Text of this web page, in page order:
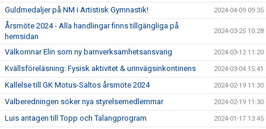
Guldmedaljer på NM i Artistisk Gymnastik! 2024-04-09 09:35
Årsmöte 2024 - Alla handlingar finns tillgängliga på
hemsidan
2024-03-25 10:28
Välkomnar Elin som ny barnverksamhetsansvarig 2024-03-12 11:20
Kvällsföreläsning: Fysisk aktivitet & urinvägsinkontinens 2024-03-04 15:41
Kallelse till GK Motus-Saltos årsmöte 2024 2024-02-19 11:30
Valberedningen söker nya styrelsemedlemmar 2024-02-19 11:30
Luis antagen till Topp och Talangprogram 2024-01-17 13:45